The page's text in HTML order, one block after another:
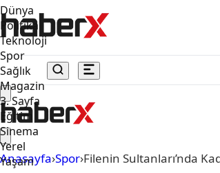
Dünya
Politika
Teknoloji
Spor
Sağlık
Magazin
3. Sayfa
Eğitim
Sinema
Yerel
Yaşam
Anasayfa›Spor›Filenin Sultanları’nda